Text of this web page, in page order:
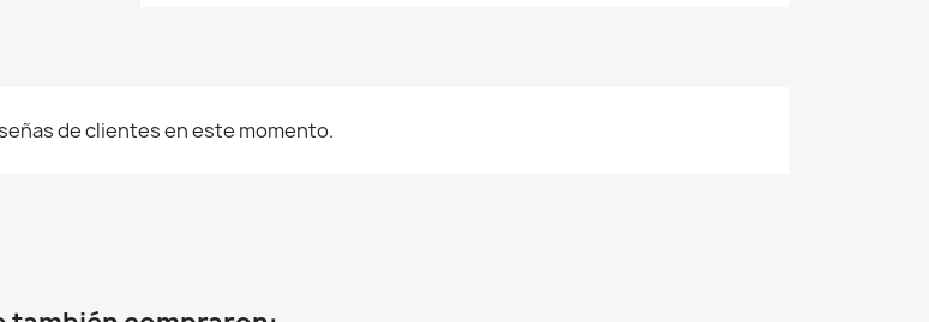
de clientes en este momento.